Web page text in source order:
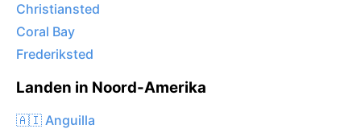
Christiansted
Coral Bay
Frederiksted
Landen in Noord-Amerika
🇦🇮 Anguilla